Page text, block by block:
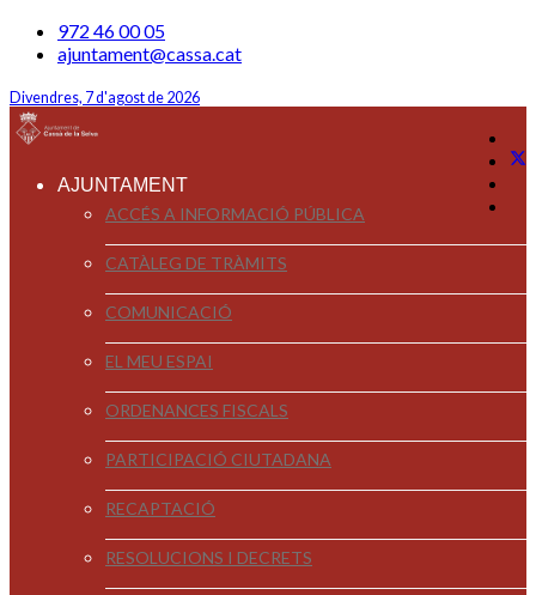
972 46 00 05
ajuntament@cassa.cat
Divendres, 7 d'agost de 2026
AJUNTAMENT
ACCÉS A INFORMACIÓ PÚBLICA
CATÀLEG DE TRÀMITS
COMUNICACIÓ
EL MEU ESPAI
ORDENANCES FISCALS
PARTICIPACIÓ CIUTADANA
RECAPTACIÓ
RESOLUCIONS I DECRETS